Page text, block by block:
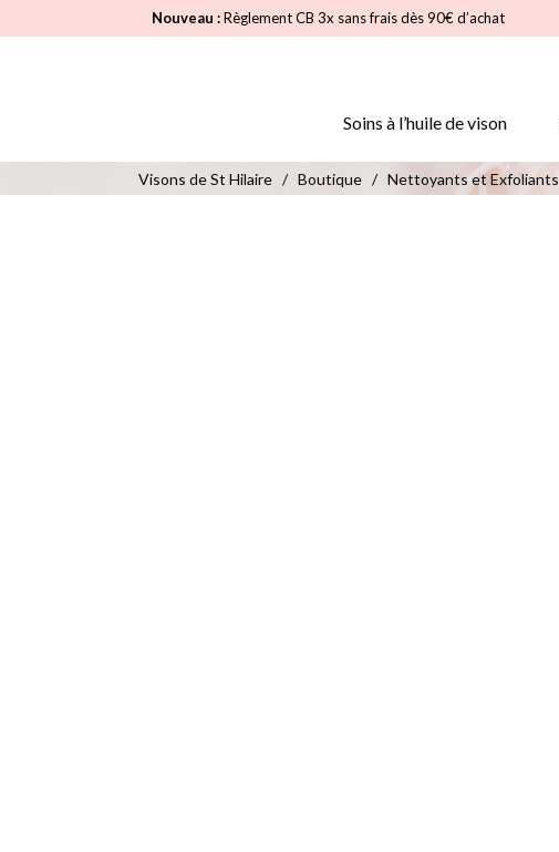
Nouveau :Règlement CB 3x sans frais dès 90€ d’achat
Soins à l’huile de vison
Visons de St Hilaire / Boutique / Nettoyants et Exfoliants